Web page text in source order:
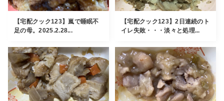
【宅配クック123】嵐で睡眠不
足の母。2025.2.28...
【宅配クック123】2日連続のト
イレ失敗・・・淡々と処理...